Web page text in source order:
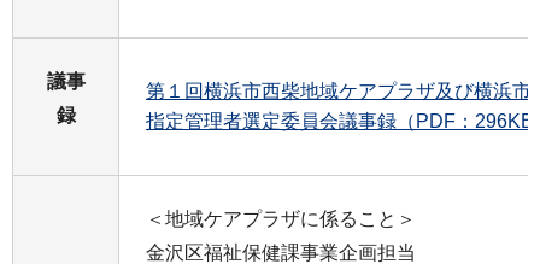
議事
録
第１回横浜市西柴地域ケアプラザ及び横浜市
指定管理者選定委員会議事録（PDF：296KB
＜地域ケアプラザに係ること＞
金沢区福祉保健課事業企画担当